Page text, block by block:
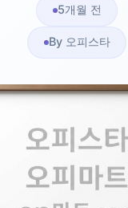
5개월 전
By 오피스타